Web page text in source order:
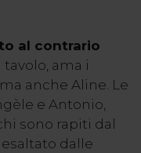
al contrario
tavolo, ama i
anche Aline. Le
e Antonio,
sono rapiti dal
dalle